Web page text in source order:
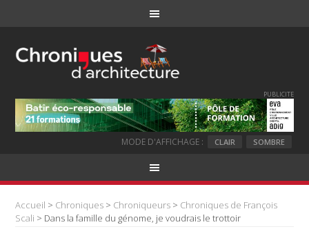
PUBLICITE
MODE D'AFFICHAGE : CLAIR SOMBRE
Accueil > Chroniques > Chroniqueurs > Chroniques de François
Scali > Dans la famille du génome, je voudrais le trottoir